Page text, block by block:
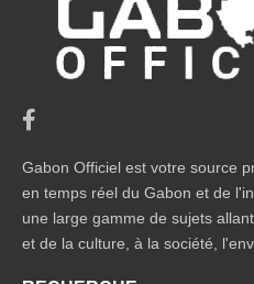
Gabon Officiel est votre source
en temps réel du Gabon et de
une large gamme de sujets
et de la culture, à la société,